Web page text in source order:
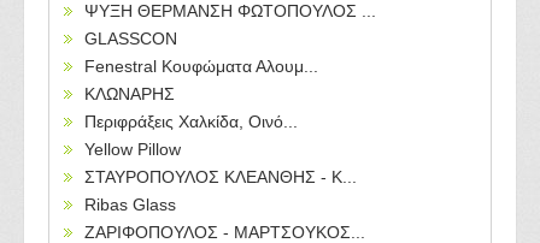
ΨΥΞΗ ΘΕΡΜΑΝΣΗ ΦΩΤΟΠΟΥΛΟΣ ...
GLASSCON
Fenestral Κουφώματα Αλουμ...
ΚΛΩΝΑΡΗΣ
Περιφράξεις Χαλκίδα, Οινό...
Yellow Pillow
ΣΤΑΥΡΟΠΟΥΛΟΣ ΚΛΕΑΝΘΗΣ - K...
Ribas Glass
ΖΑΡΙΦΟΠΟΥΛΟΣ - ΜΑΡΤΣΟΥΚΟΣ...